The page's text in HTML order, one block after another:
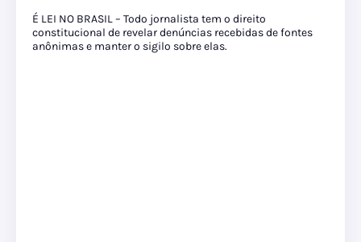
É LEI NO BRASIL – Todo jornalista tem o direito
constitucional de revelar denúncias recebidas de fontes
anônimas e manter o sigilo sobre elas.